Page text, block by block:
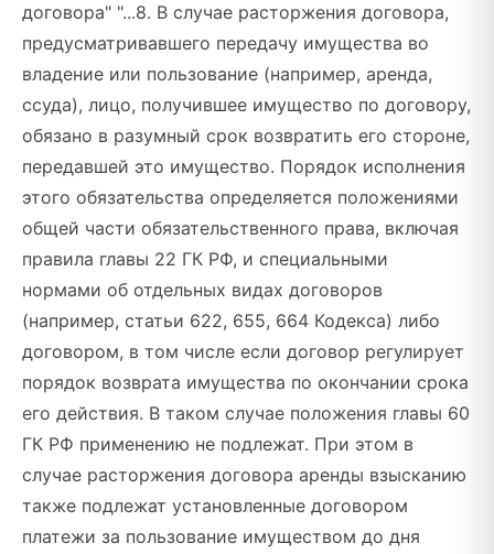
договора" "...8. В случае расторжения договора,
предусматривавшего передачу имущества во
владение или пользование (например, аренда,
ссуда), лицо, получившее имущество по договору,
обязано в разумный срок возвратить его стороне,
передавшей это имущество. Порядок исполнения
этого обязательства определяется положениями
общей части обязательственного права, включая
правила главы 22 ГК РФ, и специальными
нормами об отдельных видах договоров
(например, статьи 622, 655, 664 Кодекса) либо
договором, в том числе если договор регулирует
порядок возврата имущества по окончании срока
его действия. В таком случае положения главы 60
ГК РФ применению не подлежат. При этом в
случае расторжения договора аренды взысканию
также подлежат установленные договором
платежи за пользование имуществом до дня